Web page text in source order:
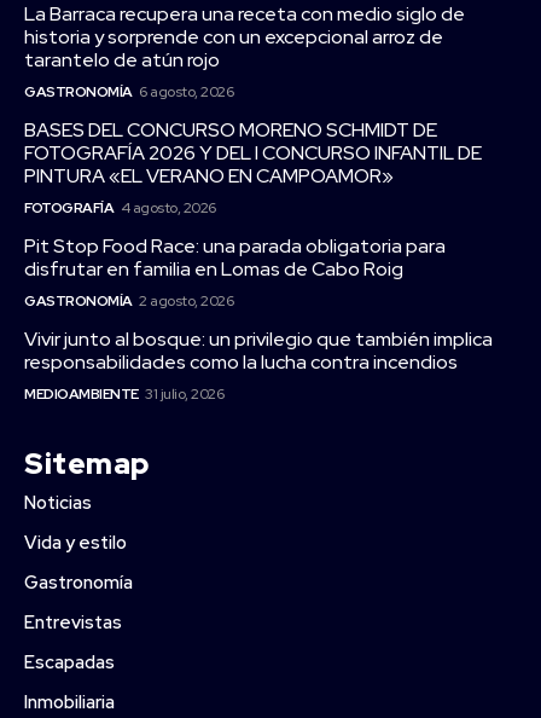
La Barraca recupera una receta con medio siglo de
historia y sorprende con un excepcional arroz de
tarantelo de atún rojo
GASTRONOMÍA 6 agosto, 2026
BASES DEL CONCURSO MORENO SCHMIDT DE
FOTOGRAFÍA 2026 Y DEL I CONCURSO INFANTIL DE
PINTURA «EL VERANO EN CAMPOAMOR»
FOTOGRAFÍA 4 agosto, 2026
Pit Stop Food Race: una parada obligatoria para
disfrutar en familia en Lomas de Cabo Roig
GASTRONOMÍA 2 agosto, 2026
Vivir junto al bosque: un privilegio que también implica
responsabilidades como la lucha contra incendios
MEDIOAMBIENTE 31 julio, 2026
Sitemap
Noticias
Vida y estilo
Gastronomía
Entrevistas
Escapadas
Inmobiliaria